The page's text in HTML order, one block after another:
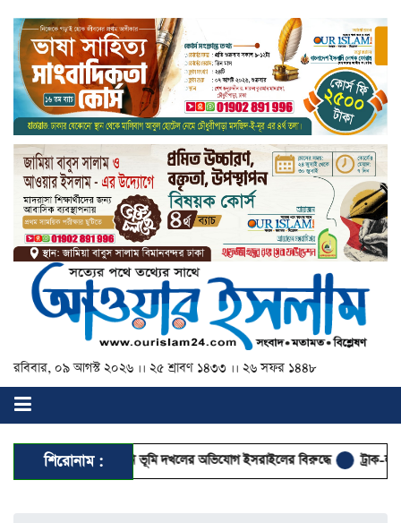
রবিবার, ০৯ আগস্ট ২০২৬ ।। ২৫ শ্রাবণ ১৪৩৩ ।। ২৬ সফর ১৪৪৮
শিরোনাম :
করে ফিলিস্তিনি ভূমি দখলের অভিযোগ ইসরাইলের বিরুদ্ধে ট্রাক-লরি-